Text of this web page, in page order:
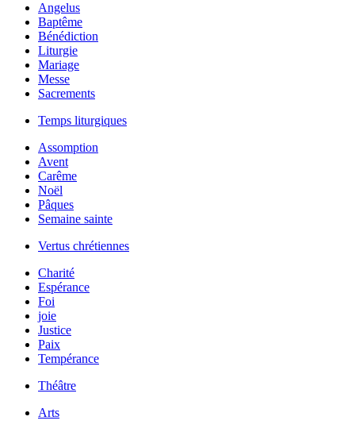
Angelus
Baptême
Bénédiction
Liturgie
Mariage
Messe
Sacrements
Temps liturgiques
Assomption
Avent
Carême
Noël
Pâques
Semaine sainte
Vertus chrétiennes
Charité
Espérance
Foi
joie
Justice
Paix
Tempérance
Théâtre
Arts